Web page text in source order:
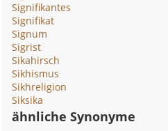
Signifikantes
Signifikat
Signum
Sigrist
Sikahirsch
Sikhismus
Sikhreligion
Siksika
ähnliche Synonyme